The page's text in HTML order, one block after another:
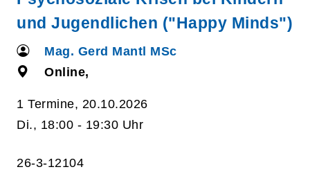
und Jugendlichen ("Happy Minds")
Mag. Gerd Mantl MSc
Online,
1 Termine, 20.10.2026
Di., 18:00 - 19:30 Uhr
26-3-12104